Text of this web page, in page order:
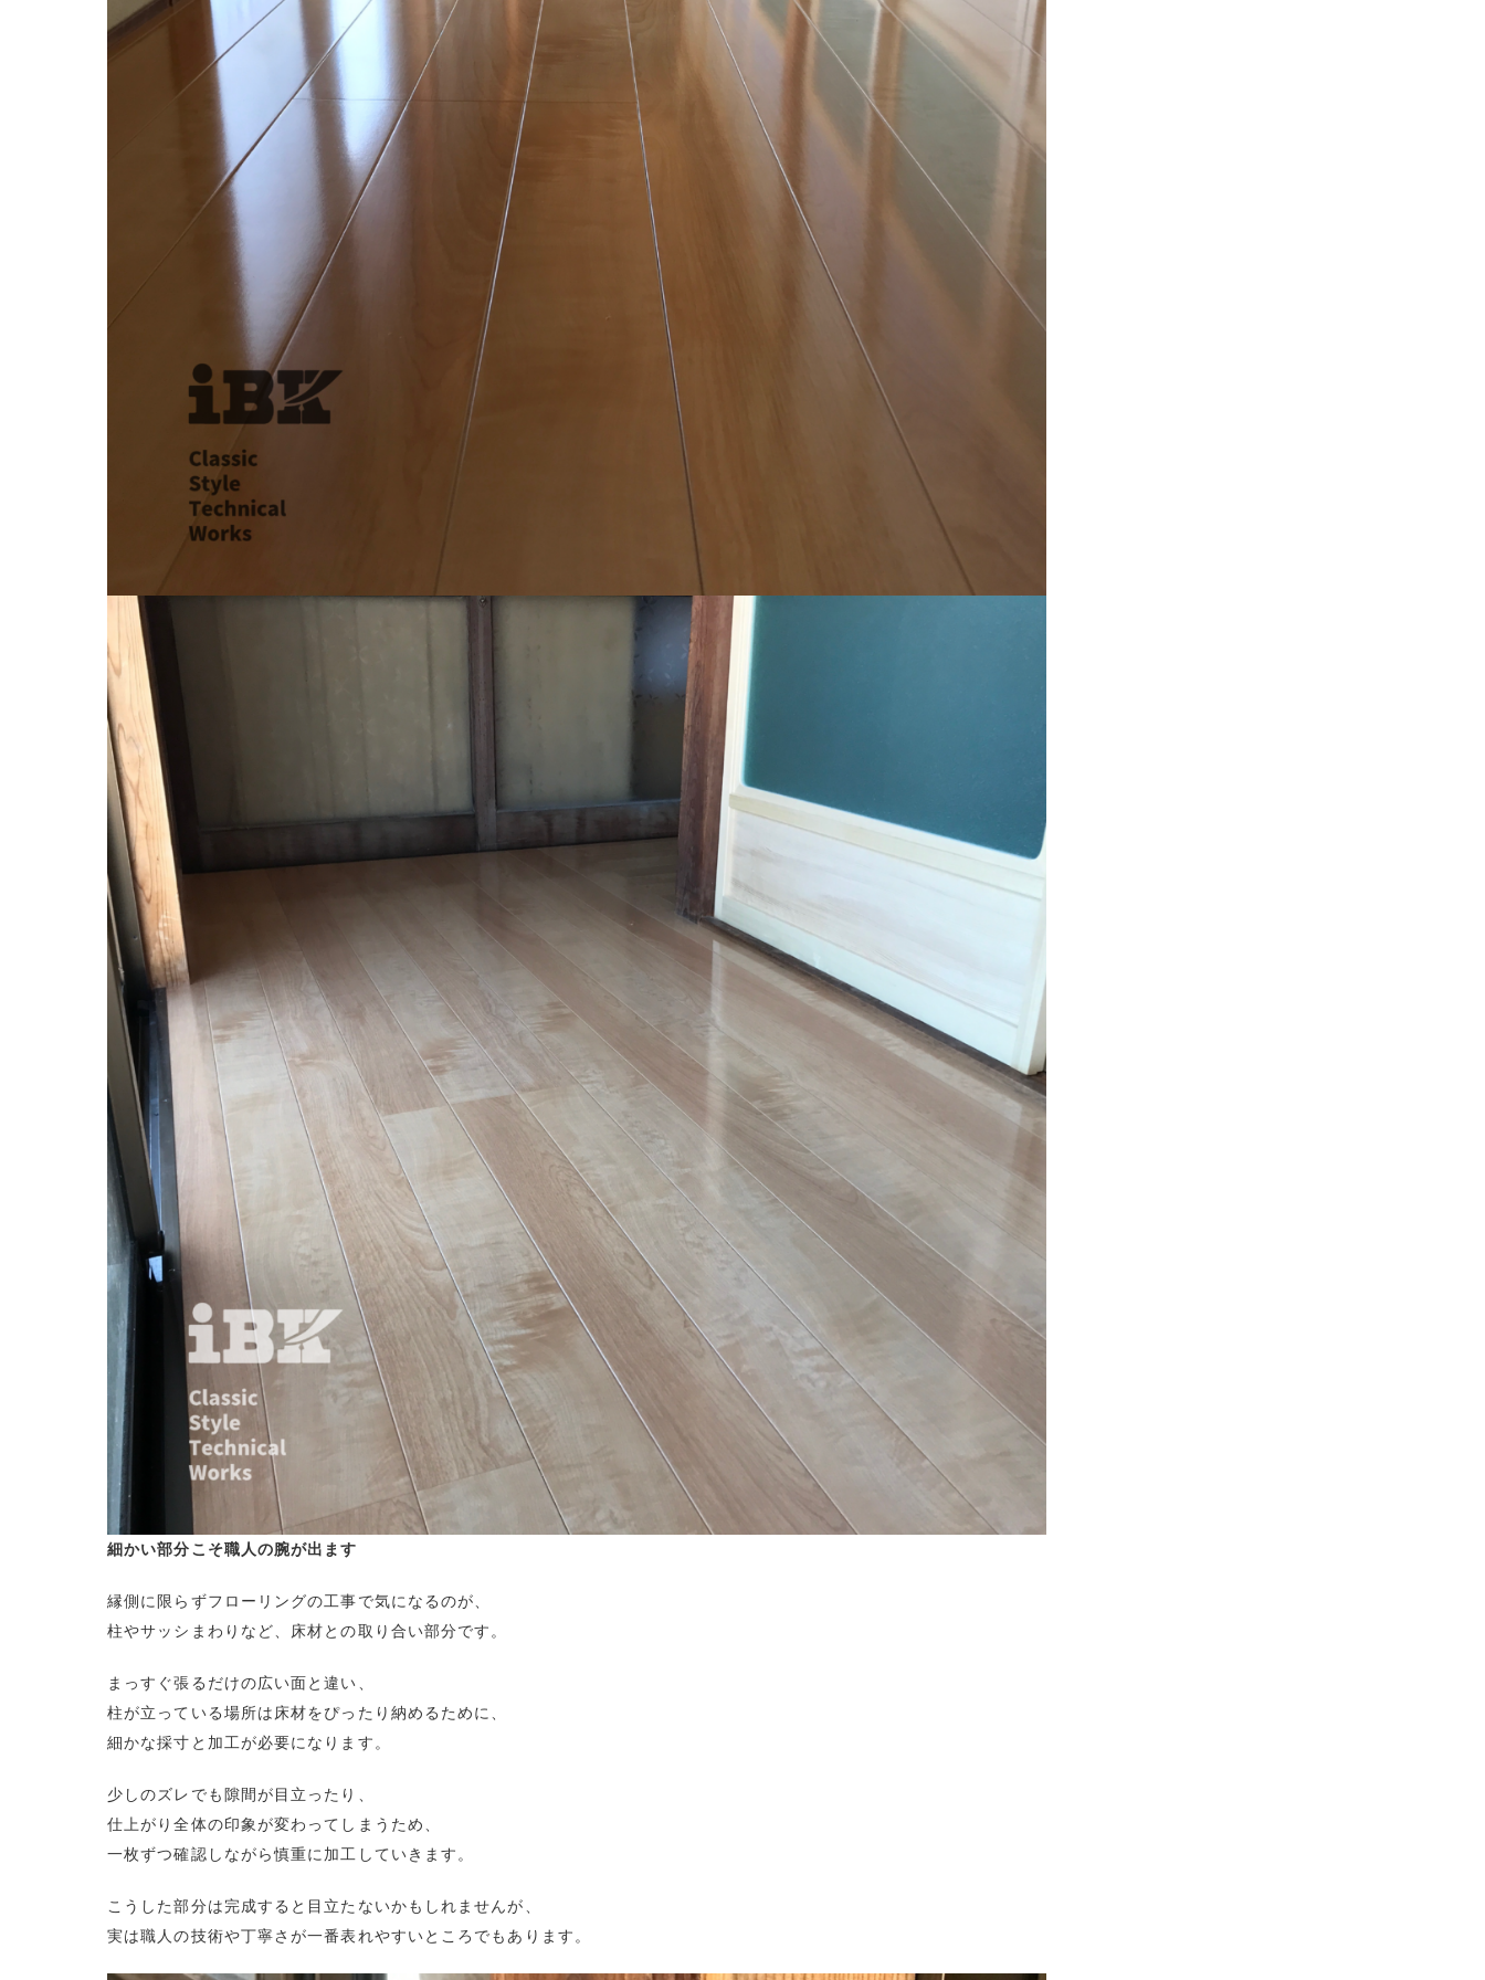
細かい部分こそ職人の腕が出ます
縁側に限らずフローリングの工事で気になるのが、
柱やサッシまわりなど、床材との取り合い部分です。
まっすぐ張るだけの広い面と違い、
柱が立っている場所は床材をぴったり納めるために、
細かな採寸と加工が必要になります。
少しのズレでも隙間が目立ったり、
仕上がり全体の印象が変わってしまうため、
一枚ずつ確認しながら慎重に加工していきます。
こうした部分は完成すると目立たないかもしれませんが、
実は職人の技術や丁寧さが一番表れやすいところでもあります。